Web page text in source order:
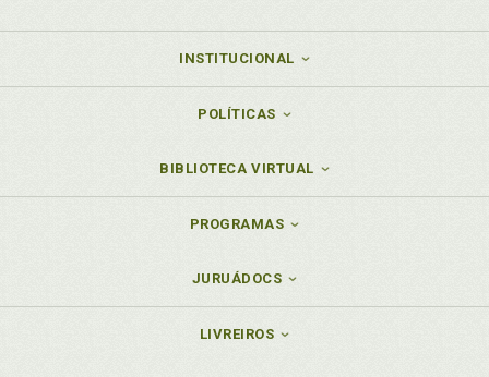
INSTITUCIONAL
POLÍTICAS
BIBLIOTECA VIRTUAL
PROGRAMAS
JURUÁDOCS
LIVREIROS